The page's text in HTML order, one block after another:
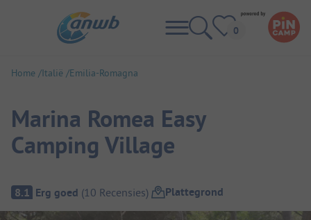
Home Italië Emilia-Romagna
Marina Romea Easy
Camping Village
Camping overzicht
8.1 Erg goed (10 Recensies) Plattegrond